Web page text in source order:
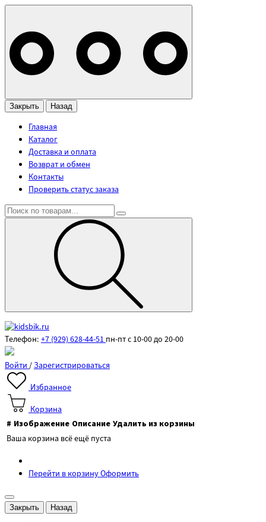
Закрыть Назад
Главная
Каталог
Доставка и оплата
Возврат и обмен
Контакты
Проверить статус заказа
Телефон: +7 (929) 628-44-51пн-пт с 10-00 до 20-00
Войти/Зарегистрироваться
Избранное
Корзина
# Изображение Описание Удалить из корзины
Ваша корзина всё ещё пуста
Перейти в корзинуОформить
Закрыть Назад